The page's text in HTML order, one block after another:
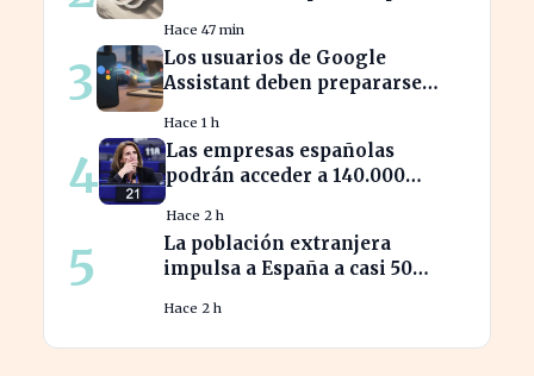
Hace 47 min
3
Los usuarios de Google
Assistant deben prepararse
sus dispositivos.
Hace 1 h
4
Las empresas españolas
podrán acceder a 140.000
transición ecológica
Hace 2 h
5
La población extranjera
impulsa a España a casi 50
cifras récord
Hace 2 h